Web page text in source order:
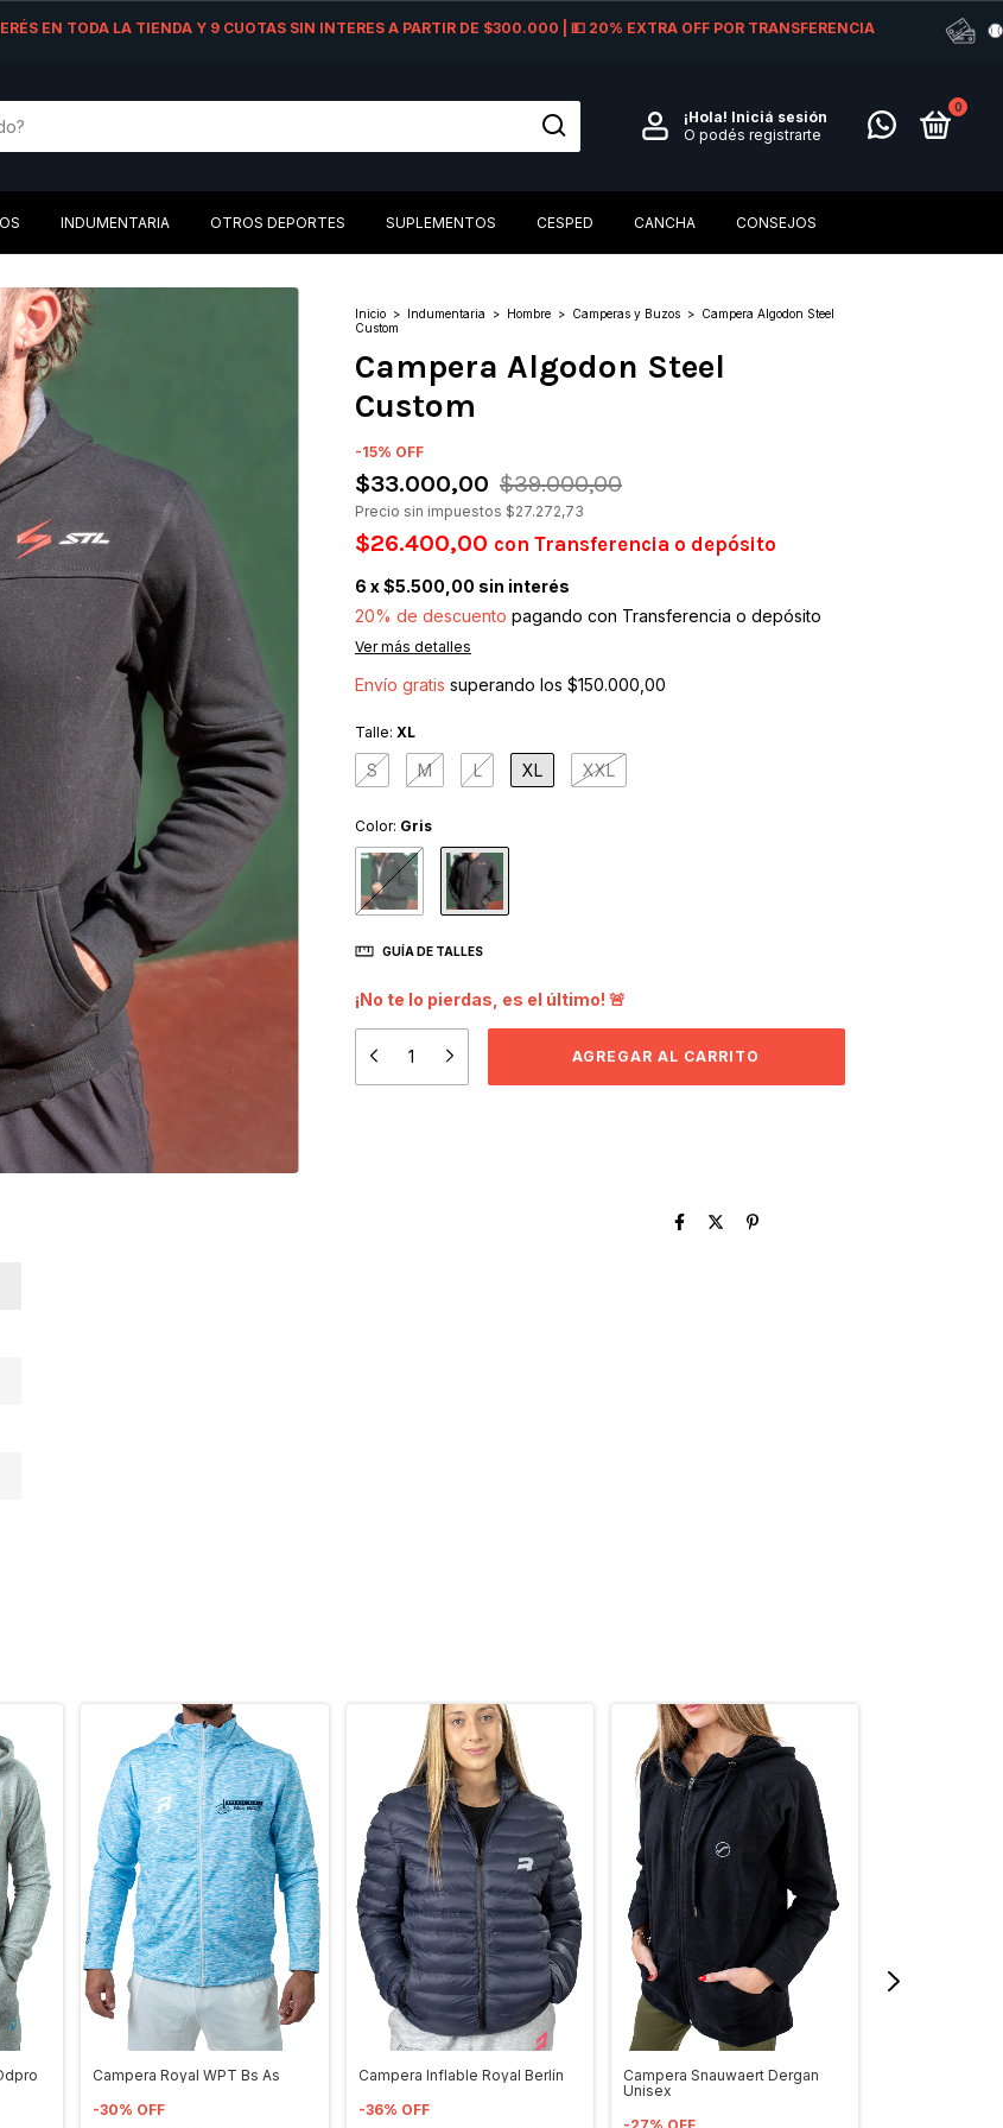
EN TODA LA TIENDA Y 9 CUOTAS SIN INTERES A PARTIR DE $300.000 | 💵 20% EXTRA OFF POR TRANSFERENCIA
¡Hola! Iniciá sesión
O podés registrarte
0
INDUMENTARIA OTROS DEPORTES SUPLEMENTOS CESPED CANCHA CONSEJOS
Inicio > Indumentaria > Hombre > Camperas y Buzos > Campera Algodon Steel
Custom
Campera Algodon Steel
Custom
-15% OFF
$33.000,00 $39.000,00
Precio sin impuestos $27.272,73
$26.400,00 con Transferencia o depósito
6 x$5.500,00 sin interés
20% de descuento pagando con Transferencia o depósito
Ver más detalles
Envío gratis superando los $150.000,00
Talle: XL
S M L XL XXL
Color: Gris
GUÍA DE TALLES
¡No te lo pierdas, es el último! 🚨
Campera Royal WPT Bs As
-30% OFF
Campera Inflable Royal Berlín
-36% OFF
Campera Snauwaert Dergan
Unisex